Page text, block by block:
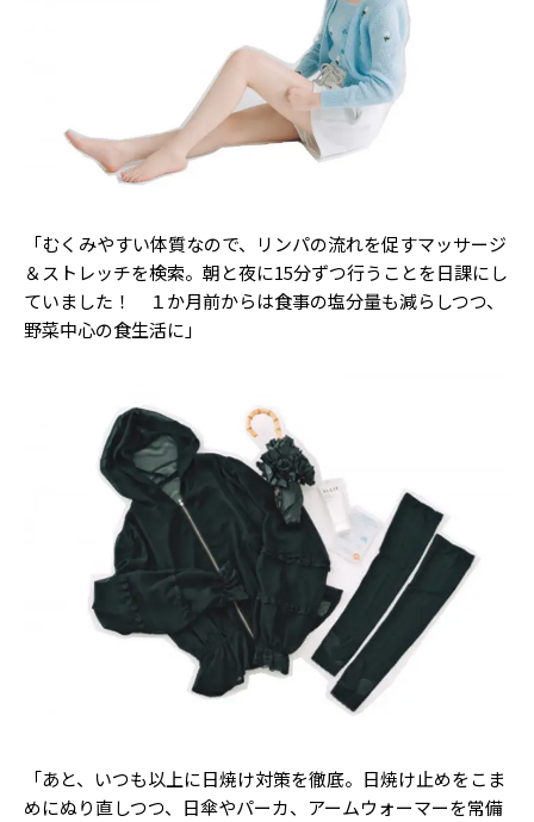
「むくみやすい体質なので、リンパの流れを促すマッサージ
＆ストレッチを検索。朝と夜に15分ずつ行うことを日課にし
ていました！ １か月前からは食事の塩分量も減らしつつ、
野菜中心の食生活に」
「あと、いつも以上に日焼け対策を徹底。日焼け止めをこま
めにぬり直しつつ、日傘やパーカ、アームウォーマーを常備